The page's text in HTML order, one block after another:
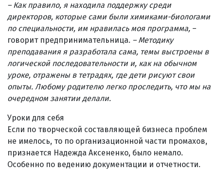
– Как правило, я находила поддержку среди
директоров, которые сами были химиками-биологами
по специальности, им нравилась моя программа, –
говорит предпринимательница. –Методику
преподавания я разработала сама, темы выстроены в
логической последовательности и, как на обычном
уроке, отражены в тетрадях, где дети рисуют свои
опыты. Любому родителю легко проследить, что мы на
очередном занятии делали.
Уроки для себя
Если по творческой составляющей бизнеса проблем
не имелось, то по организационной части промахов,
признается Надежда Аксененко, было немало.
Особенно по ведению документации и отчетности.